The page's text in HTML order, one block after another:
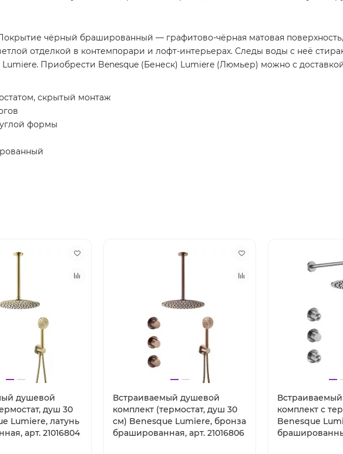
чёрный брашированный — графитово-чёрная матовая поверхность,
отделкой в контемпорари и лофт-интерьерах. Следы воды с неё
Приобрести Benesque (Бенеск) Lumiere (Люмьер) можно с
скрытый монтаж
формы
душевой
душ 30
Lumiere, латунь
арт. 21016804
Встраиваемый душевой
комплект (термостат, душ 30
см) Benesque Lumiere, бронза
брашированная, арт. 21016806
комплект с
Benesque